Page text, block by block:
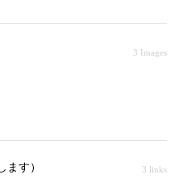
3 Images
す） 3 links